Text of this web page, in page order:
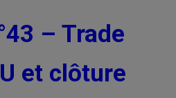
– Trade
et clôture